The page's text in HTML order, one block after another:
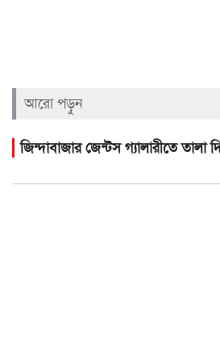
আরো পড়ুন
জিন্দাবাজার জেন্টস গ্যালারীতে